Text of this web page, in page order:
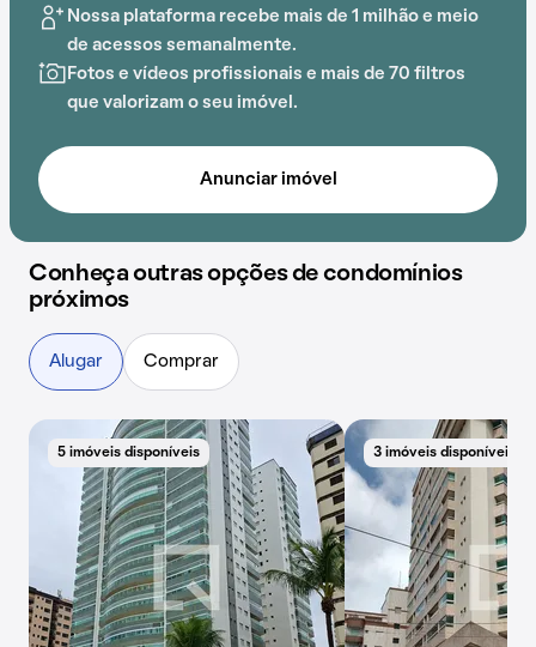
Nossa plataforma recebe mais de 1 milhão e meio
de acessos semanalmente.
Fotos e vídeos profissionais e mais de 70 filtros
que valorizam o seu imóvel.
Anunciar imóvel
Conheça outras opções de condomínios
próximos
Alugar Comprar
5 imóveis disponíveis 3 imóveis disponíveis